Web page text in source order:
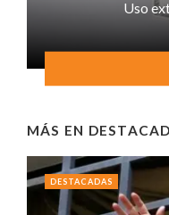
Uso
MÁS EN
DESTACADAS